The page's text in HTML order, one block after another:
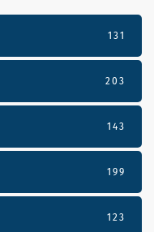
131
203
143
199
123